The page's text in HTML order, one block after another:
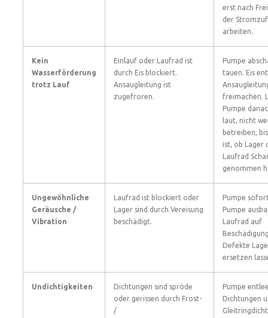
erst nach
der
arbeiten.
Kein
Wasserförderung
trotz Lauf
Einlauf oder Laufrad ist
durch Eis blockiert.
Ansaugleitung ist
zugefroren.
Pumpe
tauen. Eis
freimachen.
Pumpe
laut, nicht
betreiben,
ist, ob Lager
Laufrad
genommen
Ungewöhnliche
Geräusche /
Vibration
Laufrad ist blockiert oder
Lager sind durch Vereisung
beschädigt.
Pumpe
Pumpe
Laufrad auf
Defekte
ersetzen
Undichtigkeiten
Dichtungen sind spröde
oder gerissen durch Frost-
/
Pumpe
Dichtungen